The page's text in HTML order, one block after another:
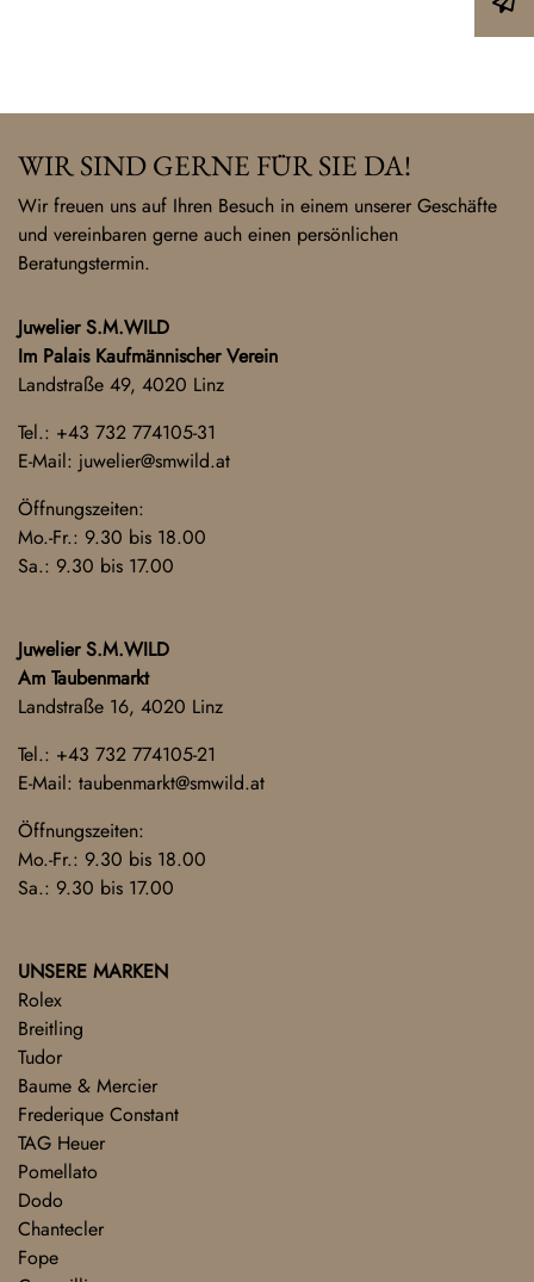
WIR SIND GERNE FÜR SIE DA!
Wir freuen uns auf Ihren Besuch in einem unserer Geschäfte
und vereinbaren gerne auch einen persönlichen
Beratungstermin.
Juwelier S.M.WILD
Im Palais Kaufmännischer Verein
Landstraße 49, 4020 Linz
Tel.: +43 732 774105-31
E-Mail: juwelier@smwild.at
Öffnungszeiten:
Mo.-Fr.: 9.30 bis 18.00
Sa.: 9.30 bis 17.00
Juwelier S.M.WILD
Am Taubenmarkt
Landstraße 16, 4020 Linz
Tel.: +43 732 774105-21
E-Mail: taubenmarkt@smwild.at
Öffnungszeiten:
Mo.-Fr.: 9.30 bis 18.00
Sa.: 9.30 bis 17.00
UNSERE MARKEN
Rolex
Breitling
Tudor
Baume & Mercier
Frederique Constant
TAG Heuer
Pomellato
Dodo
Chantecler
Fope